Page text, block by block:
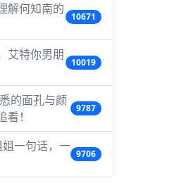
解何知南的
10671
艾特你男朋
10019
的面孔与颜
！
9787
一句话，一
9706